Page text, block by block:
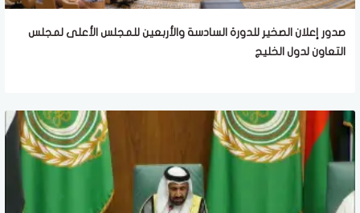
صدور إعلان الصخير للدورة السادسة والأربعين للمجلس الأعلى لمجلس
التعاون لدول الخليج